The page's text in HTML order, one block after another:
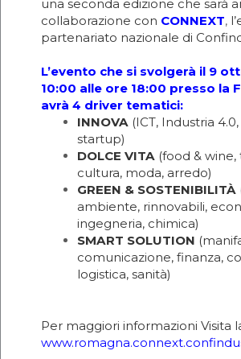
una seconda edizione che sarà
collaborazione con CONNEXT,
partenariato nazionale di
L’evento che si svolgerà il 9
10:00 alle ore 18:00 presso la
avrà 4 driver tematici:
INNOVA (ICT, Industria
startup)
DOLCE VITA (food &
cultura, moda, arredo)
GREEN & SOSTENIBILITÀ
ambiente, rinnovabili,
ingegneria, chimica)
SMART SOLUTION
comunicazione, finanza,
logistica, sanità)
Per maggiori informazioni Visita